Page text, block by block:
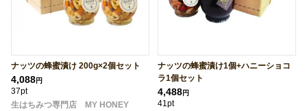
ナッツの蜂蜜漬け 200g×2個セット
4,088円
37pt
生はちみつ専門店 MY HONEY
ナッツの蜂蜜漬け1個+ハニーショコ
ラ1個セット
4,488円
41pt